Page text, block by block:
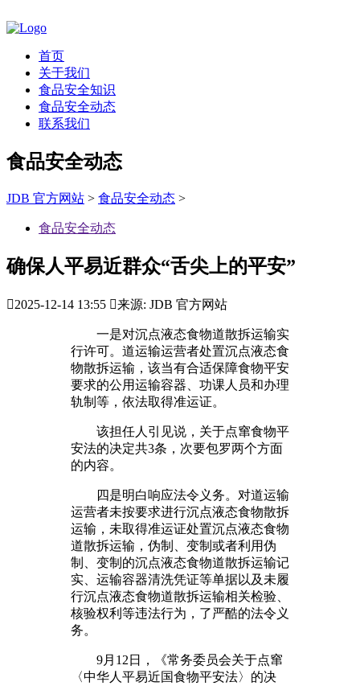
首页
关于我们
食品安全知识
食品安全动态
联系我们
食品安全动态
JDB 官方网站 > 食品安全动态 >
食品安全动态
确保人平易近群众“舌尖上的平安”
2025-12-14 13:55 来源: JDB 官方网站
一是对沉点液态食物道散拆运输实
行许可。道运输运营者处置沉点液态食
物散拆运输，该当有合适保障食物平安
要求的公用运输容器、功课人员和办理
轨制等，依法取得准运证。
该担任人引见说，关于点窜食物平
安法的决定共3条，次要包罗两个方面
的内容。
四是明白响应法令义务。对道运输
运营者未按要求进行沉点液态食物散拆
运输，未取得准运证处置沉点液态食物
道散拆运输，伪制、变制或者利用伪
制、变制的沉点液态食物道散拆运输记
实、运输容器清洗凭证等单据以及未履
行沉点液态食物道散拆运输相关检验、
核验权利等违法行为，了严酷的法令义
务。
9月12日，《常务委员会关于点窜
〈中华人平易近国食物平安法〉的决